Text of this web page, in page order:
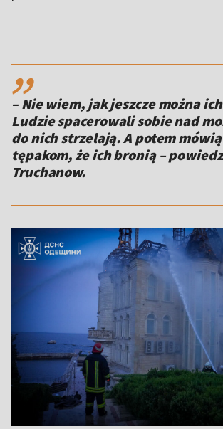
,,
– Nie wiem, jak jeszcze można
Ludzie spacerowali sobie nad
do nich strzelają. A potem
tępakom, że ich bronią –
Truchanow.